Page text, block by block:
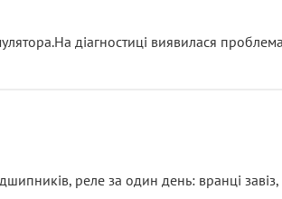
діагностиці виявилася
реле за один день: вранці